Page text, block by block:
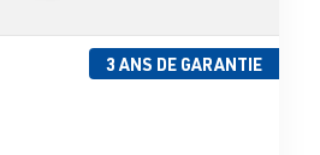
3 ANS DE GARANTIE
5 étoiles